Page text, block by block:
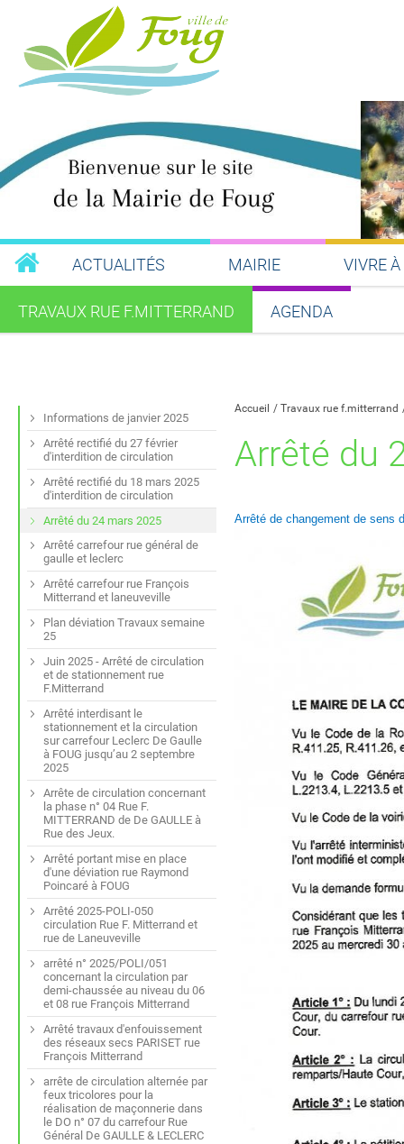
ACTUALITÉS MAIRIE VIVRE
TRAVAUX RUE F.MITTERRAND AGENDA
Accueil Travaux rue f.mitterrand
Arrêté du
Arrêté de changement de sens
Informations de janvier 2025
Arrêté rectifié du 27 février
d'interdition de circulation
Arrêté rectifié du 18 mars 2025
d'interdition de circulation
Arrêté du 24 mars 2025
Arrêté carrefour rue général de
gaulle et leclerc
Arrêté carrefour rue François
Mitterrand et laneuveville
Plan déviation Travaux semaine
25
Juin 2025 - Arrêté de circulation
et de stationnement rue
F.Mitterrand
Arrêté interdisant le
stationnement et la circulation
sur carrefour Leclerc De Gaulle
à FOUG jusqu’au 2 septembre
2025
Arrête de circulation concernant
la phase n° 04 Rue F.
MITTERRAND de De GAULLE à
Rue des Jeux.
Arrêté portant mise en place
d'une déviation rue Raymond
Poincaré à FOUG
Arrêté 2025-POLI-050
circulation Rue F. Mitterrand et
rue de Laneuveville
arrêté n° 2025/POLI/051
concernant la circulation par
demi-chaussée au niveau du 06
et 08 rue François Mitterrand
Arrêté travaux d'enfouissement
des réseaux secs PARISET rue
François Mitterrand
arrête de circulation alternée par
feux tricolores pour la
réalisation de maçonnerie dans
le DO n° 07 du carrefour Rue
Général De GAULLE & LECLERC